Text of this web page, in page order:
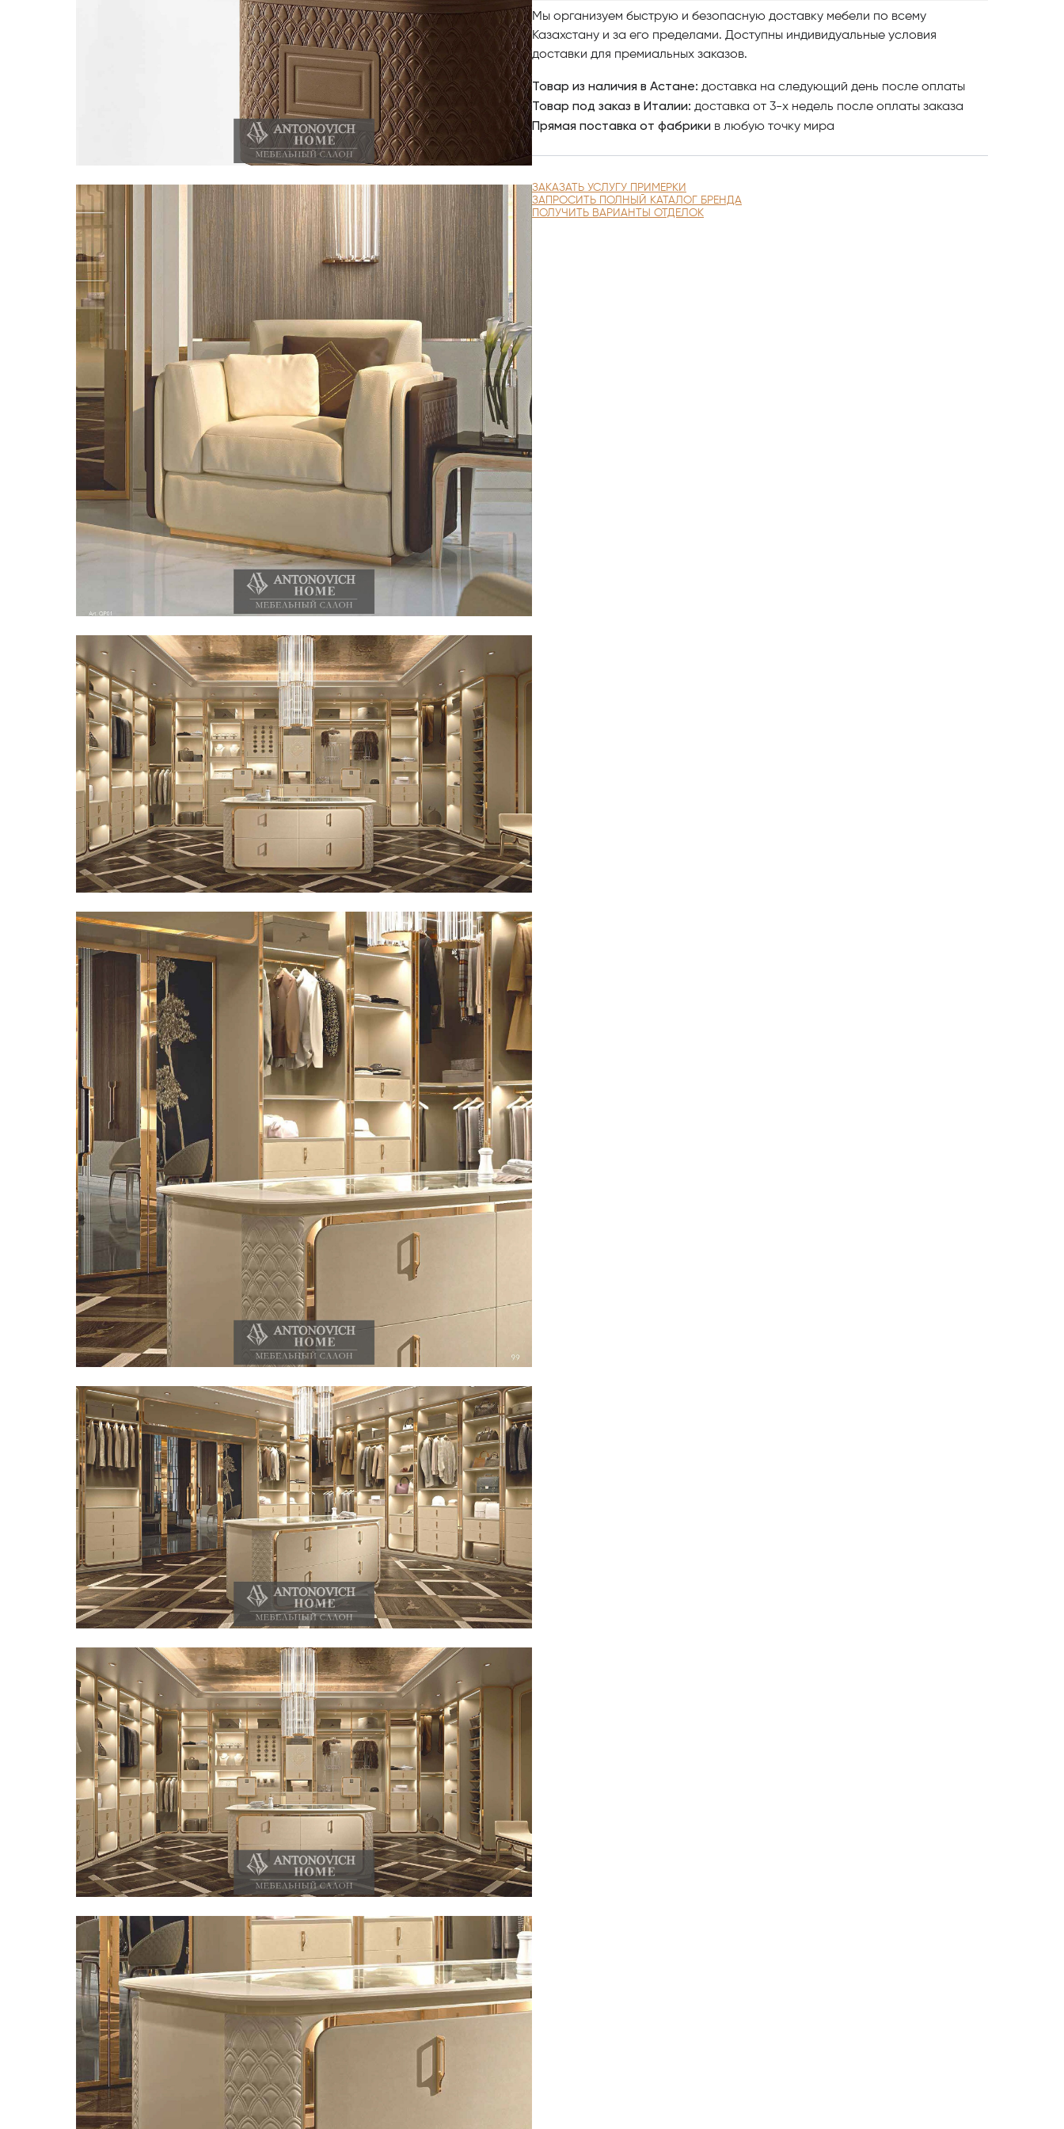
мебели.
Гадеробная комната Bordignon Camillo имеет не только эстетический вид,
Все это выражает общую концепцию «Сделано в Италии».
Эти коллекции TAYLOR & AVA разработаны в гармонии друг с другом и
и сочетанию форм в современном дизайне.
Создавайте элитный интерьер вместе с нами!
Мы организуем быструю и безопасную доставку мебели по всему
Казахстану и за его пределами. Доступны индивидуальные условия
доставки для премиальных заказов.
Товар из наличия в Астане: доставка на следующий день после оплаты
Товар под заказ в Италии: доставка от 3-х недель после оплаты заказа
Прямая поставка от фабрики в любую точку мира
ЗАКАЗАТЬ УСЛУГУ ПРИМЕРКИ
ЗАПРОСИТЬ ПОЛНЫЙ КАТАЛОГ БРЕНДА
ПОЛУЧИТЬ ВАРИАНТЫ ОТДЕЛОК